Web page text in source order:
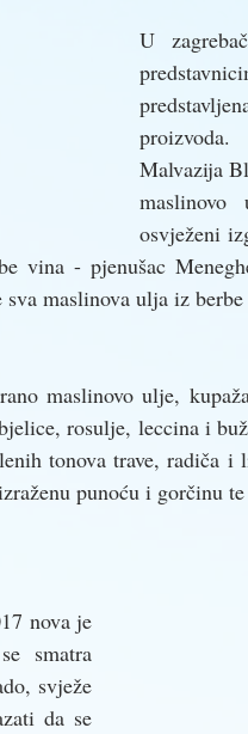
U
Malvazija
osvježeni
vina - pjenušac
maslinova ulja iz berbe
maslinovo ulje,
rosulje, leccina i
tonova trave, radiča
punoću i gorčinu
nova je
smatra
svježe
da se